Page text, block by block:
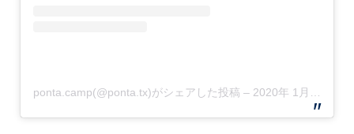
ponta.camp(@ponta.tx)がシェアした投稿 – 2020年 1月月24日午前4時49分PST